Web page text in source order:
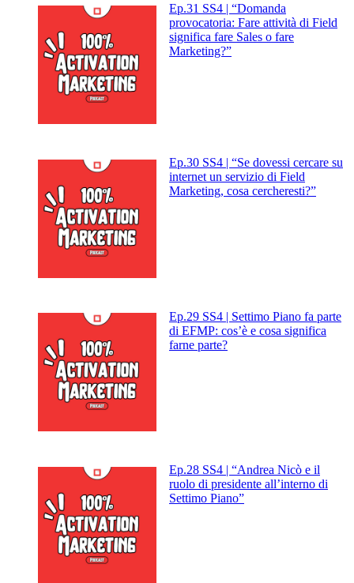
Ep.31 SS4 | “Domanda
provocatoria: Fare attività di Field
significa fare Sales o fare
Marketing?”
Ep.30 SS4 | “Se dovessi cercare su
internet un servizio di Field
Marketing, cosa cercheresti?”
Ep.29 SS4 | Settimo Piano fa parte
di EFMP: cos’è e cosa significa
farne parte?
Ep.28 SS4 | “Andrea Nicò e il
ruolo di presidente all’interno di
Settimo Piano”